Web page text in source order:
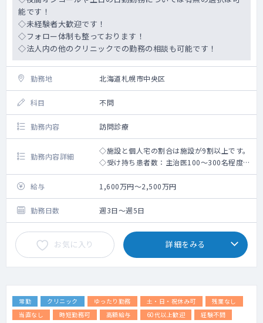
能です！
◇未経験者大歓迎です！
◇フォロー体制も整っております！
◇法人内の他のクリニックでの勤務の相談も可能です！
勤務地 北海道札幌市中央区
科目 不問
勤務内容 訪問診療
勤務内容詳細
◇施設と個人宅の割合は施設が9割以上です。
◇受け持ち患者数：主治医100～300名程度/
月(相談可)
◇週3日～週4日での契約や、16時終了・15時
終了等の時短勤務の検討が可能です！
◇電子カルテ：BML -メディカルステーショ
ン-
給与 1,600万円～2,500万円
勤務日数 週3日～週5日
お気に入り 詳細をみる
常勤 クリニック ゆったり勤務 土・日・祝休み可
残業なし
当直なし
時短勤務可 高額給与 60代以上歓迎 経験不問